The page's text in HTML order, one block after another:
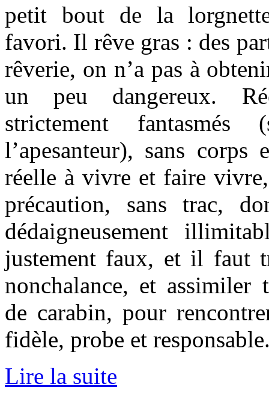
petit bout de la
favori. Il rêve gras : des
rêverie, on n’a pas à
un peu dangereux.
strictement fantasmés
l’apesanteur), sans
réelle à vivre et faire
précaution, sans trac,
dédaigneusement
justement faux, et il faut
nonchalance, et assimiler
de carabin, pour
fidèle, probe et
Lire la suite